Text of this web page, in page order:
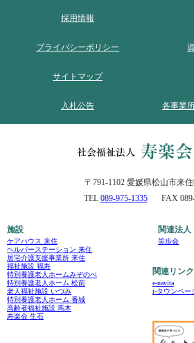
採用情報
プライバシーポリシー
サイトマップ
入札公告 各事業
〒791-1102 愛媛県松山市来
TEL 089-975-1335 FAX
施設
ケアハウス 来住
ヘルパーステーション 来住
居宅介護支援事業所 来住
福祉施設 福寿
特別養護老人ホームみぞのべ
特別養護老人ホーム 松前
老人福祉施設 いづみ
特別養護老人ホーム 番城
高齢者福祉施設 馬木
寿楽会 生石
関連法人
笑歩会
関連リンク
e-navita
i-タウンペー